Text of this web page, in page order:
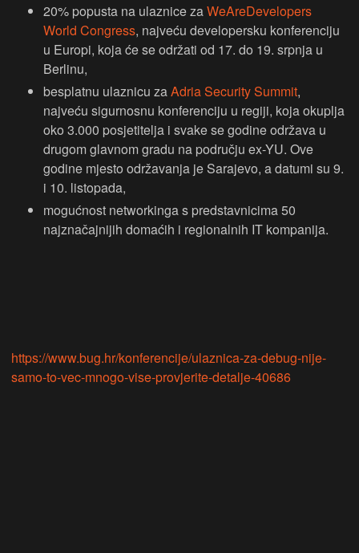
20% popusta na ulaznice zaWeAreDevelopers
World Congress, najveću developersku konferenciju
u Europi, koja će se održati od 17. do 19. srpnja u
Berlinu,
besplatnu ulaznicu zaAdria Security Summit,
najveću sigurnosnu konferenciju u regiji, koja okuplja
oko 3.000 posjetitelja i svake se godine održava u
drugom glavnom gradu na području ex-YU. Ove
godine mjesto održavanja je Sarajevo, a datumi su 9.
i 10. listopada,
mogućnost networkinga s predstavnicima 50
najznačajnijih domaćih i regionalnih IT kompanija.
https://www.bug.hr/konferencije/ulaznica-za-debug-nije-
samo-to-vec-mnogo-vise-provjerite-detalje-40686